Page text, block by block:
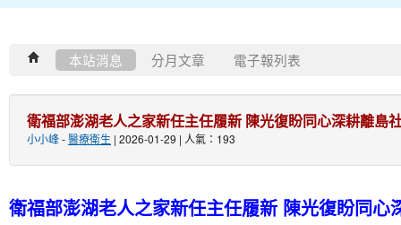
本站消息 分月文章 電子報列表
衛福部澎湖老人之家新任主任履新 陳光復盼同心深耕離島
小小峰-醫療衛生 | 2026-01-29 | 人氣：193
衛福部澎湖老人之家新任主任履新 陳光復盼同心